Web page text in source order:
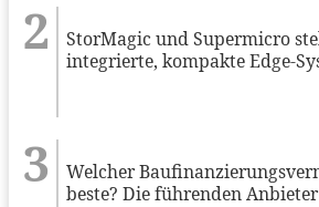
StorMagic und Supermicro
integrierte, kompakte Edge-
Welcher
beste? Die führenden